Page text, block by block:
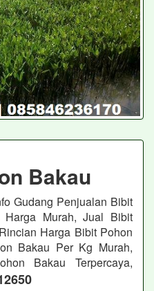
Bakau
Gudang Penjualan Bibit
Harga Murah, Jual Bibit
Harga Bibit Pohon
Bakau Per Kg Murah,
Bakau Terpercaya,